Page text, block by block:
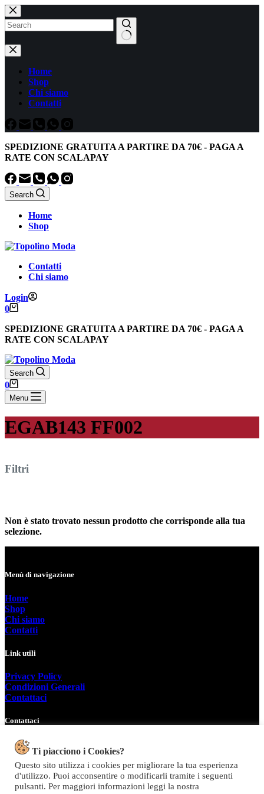
Salta
al
contenuto
Nessun
risultato
Home
Shop
Chi siamo
Contatti
SPEDIZIONE GRATUITA A PARTIRE DA 70€ - PAGA A
RATE CON SCALAPAY
Search
Home
Shop
Contatti
Chi siamo
Login
Carrello
0
SPEDIZIONE GRATUITA A PARTIRE DA 70€ - PAGA A
RATE CON SCALAPAY
Search
Carrello
0
Menu
EGAB143 FF002
Non è stato trovato nessun prodotto che corrisponde alla tua
selezione.
Filtri
Menù di navigazione
Home
Shop
Chi siamo
Contatti
Link utili
Privacy Policy
Condizioni Generali
Contattaci
Contattaci
Tel: +39 0963 44950
E.mail:info@topolinomoda.it
Via Forgiari, 11 – 89900 Vibo Valentia (VV)
Ti piacciono i Cookies?
Questo sito utilizza i cookies per migliorare la tua esperienza
d'utilizzo. Puoi acconsentire o modificarli tramite i seguenti
pulsanti. Per maggiori informazioni leggi la nostra